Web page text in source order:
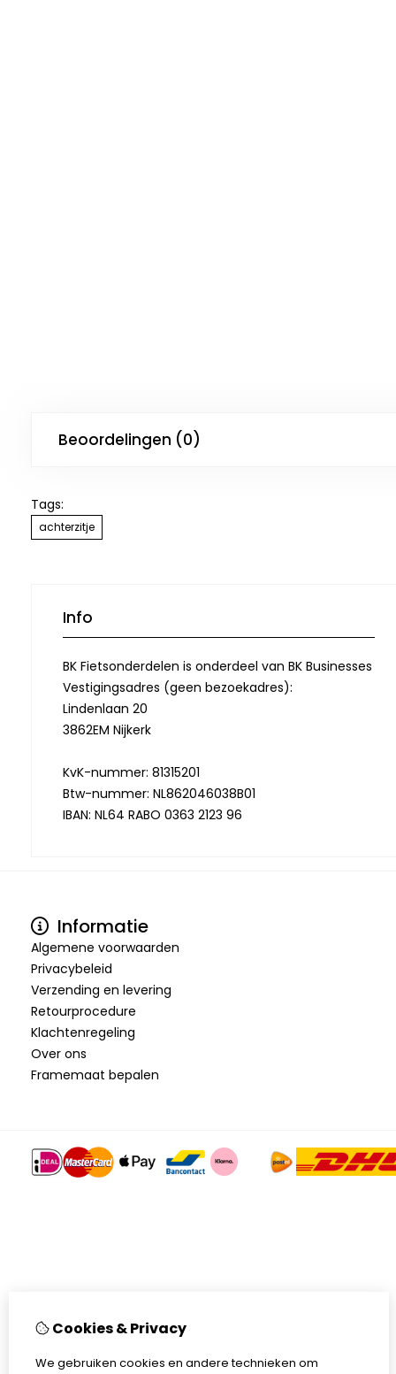
Beoordelingen (0)
Tags:
achterzitje
Info
BK Fietsonderdelen is onderdeel van BK Businesses
Vestigingsadres (geen bezoekadres):
Lindenlaan 20
3862EM Nijkerk
KvK-nummer: 81315201
Btw-nummer: NL862046038B01
IBAN: NL64 RABO 0363 2123 96
Informatie
Algemene voorwaarden
Privacybeleid
Verzending en levering
Retourprocedure
Klachtenregeling
Over ons
Framemaat bepalen
Cookies & Privacy
We gebruiken cookies en andere technieken om